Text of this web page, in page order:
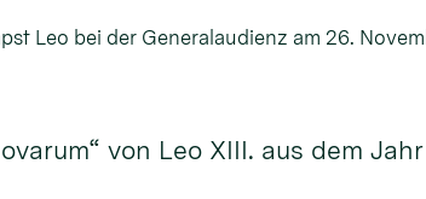
Leo bei der Generalaudienz am 26.
von Leo XIII. aus dem Jahr